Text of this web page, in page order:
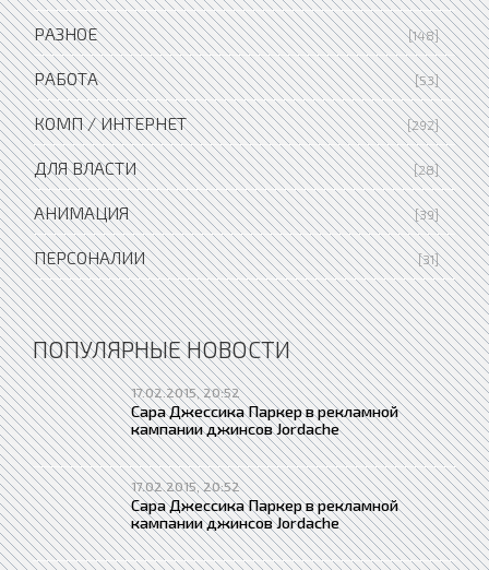
РАЗНОЕ [148]
РАБОТА [53]
КОМП / ИНТЕРНЕТ [292]
ДЛЯ ВЛАСТИ [28]
АНИМАЦИЯ [39]
ПЕРСОНАЛИИ [31]
ПОПУЛЯРНЫЕ НОВОСТИ
17.02.2015, 20:52
Сара Джессика Паркер в рекламной
кампании джинсов Jordache
17.02.2015, 20:52
Сара Джессика Паркер в рекламной
кампании джинсов Jordache